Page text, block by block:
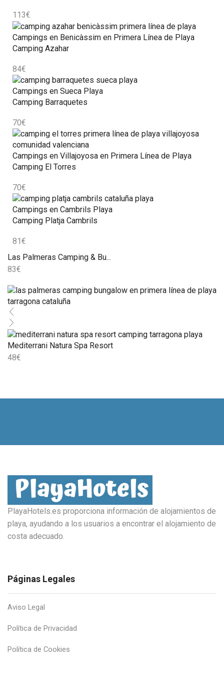
113€
Campings en Benicàssim en Primera Línea de Playa
Camping Azahar
84€
Campings en Sueca Playa
Camping Barraquetes
70€
Campings en Villajoyosa en Primera Línea de Playa
Camping El Torres
70€
Campings en Cambrils Playa
Camping Platja Cambrils
81€
Las Palmeras Camping & Bu...
83€
Mediterrani Natura Spa Resort
48€
PlayaHotels.es proporciona información de alojamientos de
playa, ayudando a los usuarios a encontrar el alojamiento de
costa adecuado.
Páginas Legales
Aviso Legal
Política de Privacidad
Política de Cookies